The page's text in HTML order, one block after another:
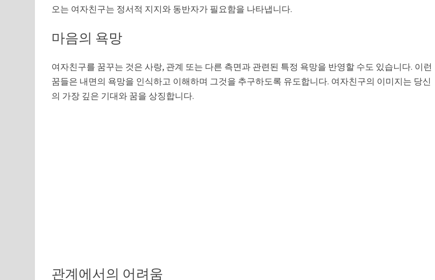
오는 여자친구는 정서적 지지와 동반자가 필요함을 나타냅니다.
마음의 욕망
여자친구를 꿈꾸는 것은 사랑, 관계 또는 다른 측면과 관련된 특정 욕망을 반영할 수도 있습니다. 이런
꿈들은 내면의 욕망을 인식하고 이해하며 그것을 추구하도록 유도합니다. 여자친구의 이미지는 당신
의 가장 깊은 기대와 꿈을 상징합니다.
관계에서의 어려움